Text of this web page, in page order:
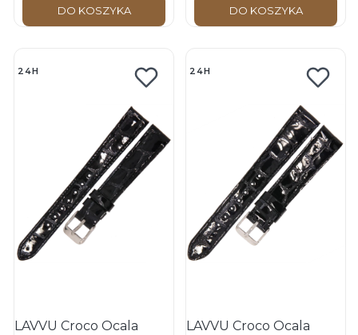
DO KOSZYKA DO KOSZYKA
24H
LAVVU Croco Ocala
24H
LAVVU Croco Ocala